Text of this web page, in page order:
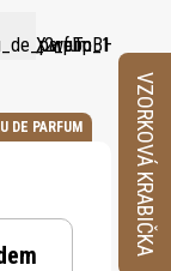
DE PARFUM VZORKOVÁ KRABIČKA